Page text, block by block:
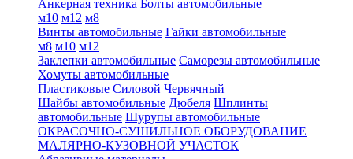
Анкерная техника Болты автомобильные
м10 м12 м8
Винты автомобильные Гайки автомобильные
м8 м10 м12
Заклепки автомобильные Саморезы автомобильные
Хомуты автомобильные
Пластиковые Силовой Червячный
Шайбы автомобильные Дюбеля Шплинты
автомобильные Шурупы автомобильные
ОКРАСОЧНО-СУШИЛЬНОЕ ОБОРУДОВАНИЕ
МАЛЯРНО-КУЗОВНОЙ УЧАСТОК